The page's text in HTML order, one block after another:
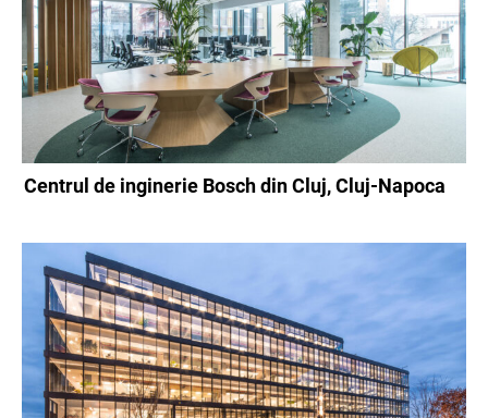
Centrul de inginerie Bosch din Cluj, Cluj-Napoca